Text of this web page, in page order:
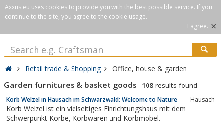
Axxus.eu uses cookies to provide you with the best possible service. If you
continue to the site, you agree to the cookie usage.
I agree. ×
Retail trade & Shopping Office, house & garden
Garden furnitures & basket goods 108 results found
Korb Welzel in Hausach im Schwarzwald: Welcome to Nature Hausach
Korb Welzel ist ein vielseitiges Einrichtungshaus mit dem
Schwerpunkt Körbe, Korbwaren und Korbmöbel.